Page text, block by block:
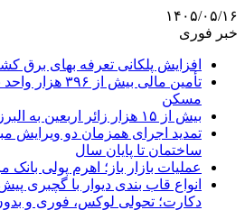
۱۴۰۵/۰۵/۱۶
خبر فوری
افزایش پلکانی تعرفه بهای برق
تأمین مالی بیش
مسکن
بیش از ۱۵ هزار زائر اربعین به البرز بازگشتند
ساختمان تا پایان سال
عملیات بازار باز؛ اهرم پولی
انواع قاب بندی دیوار با گچبری
دکارت؛ تحولی لوکس، فوری و